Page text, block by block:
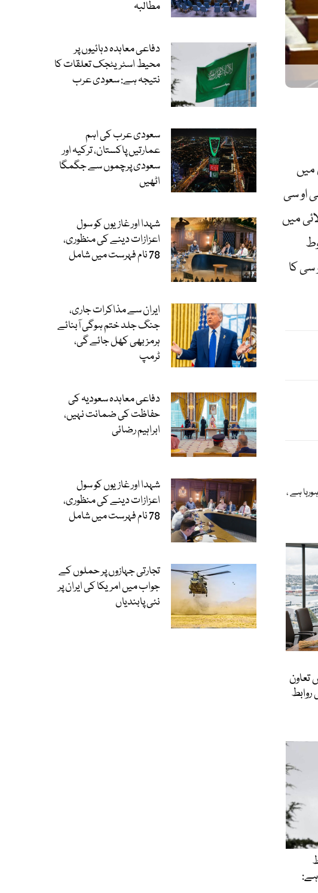
مطالبہ
دفاعی معاہدہ دہائیوں پر
محیط اسٹریٹجک تعلقات کا
نتیجہ ہے: سعودی عرب
سعودی عرب کی اہم
عمارتیں پاکستان، ترکیہ اور
سعودی پرچموں سے جگمگا
اٹھیں
شہدا اور غازیوں کو سول
اعزازات دینے کی منظوری،
78 نام فہرست میں شامل
ایران سے مذاکرات جاری،
جنگ جلد ختم ہوگی آبنائے
ہرمز بھی کھل جائے گی،
ٹرمپ
دفاعی معاہدہ سعودیہ کی
حفاظت کی ضمانت نہیں،
ابراہیم رضائی
شہدا اور غازیوں کو سول
اعزازات دینے کی منظوری،
78 نام فہرست میں شامل
تجارتی جہازوں پر حملوں کے
جواب میں امریکا کی ایران پر
نئی پابندیاں
میں
او سی
میں
سی کا
ہے ،
تعاون
روابط
ہے: